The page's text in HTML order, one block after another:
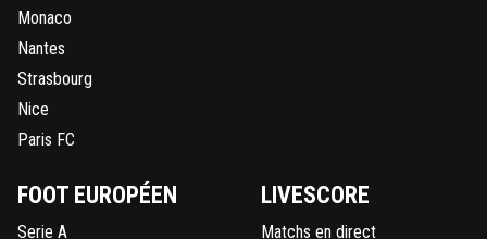
Monaco
Nantes
Strasbourg
Nice
Paris FC
FOOT EUROPÉEN
Serie A
LIVESCORE
Matchs en direct